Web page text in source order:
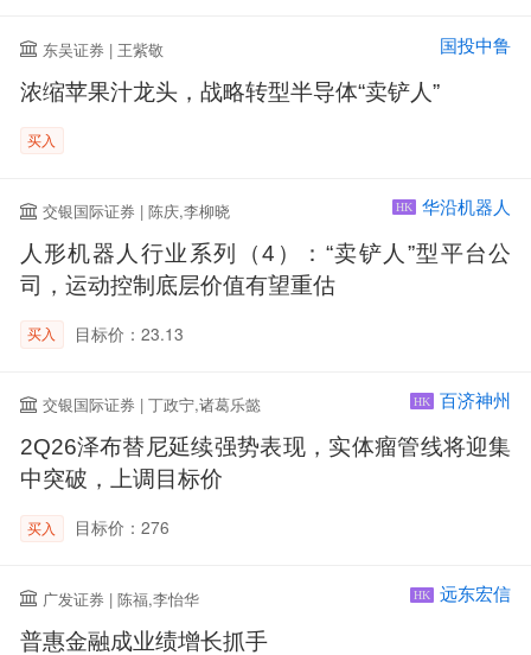
东吴证券 | 王紫敬 国投中鲁
浓缩苹果汁龙头，战略转型半导体“卖铲人”
买入
交银国际证券 | 陈庆,李柳晓 HK 华沿机器人
人形机器人行业系列（4）：“卖铲人”型平台公
司，运动控制底层价值有望重估
买入 目标价：23.13
交银国际证券 | 丁政宁,诸葛乐懿 HK 百济神州
2Q26泽布替尼延续强势表现，实体瘤管线将迎集
中突破，上调目标价
买入 目标价：276
广发证券 | 陈福,李怡华 HK 远东宏信
普惠金融成业绩增长抓手